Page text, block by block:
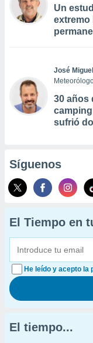
Un
extremo
José
30 años
sufrió
Síguenos
El Tiempo en
He leído y acepto la
El tiempo...